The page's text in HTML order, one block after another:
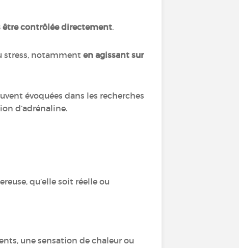
être contrôlée directement.
stress, notamment en agissant sur
évoquées dans les recherches
d’adrénaline.
qu’elle soit réelle ou
une sensation de chaleur ou